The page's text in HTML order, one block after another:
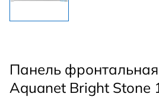
Панель
Aquanet Bright Stone